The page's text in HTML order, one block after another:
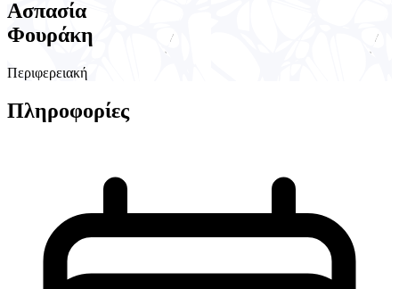
Ασπασία
Φουράκη
Περιφερειακή
Πληροφορίες